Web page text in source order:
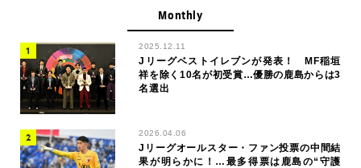
Monthly
2025.12.11
Jリーグベストイレブンが発表！ MF稲垣
祥を除く10名が初受賞…優勝の鹿島からは3
名選出
2026.04.06
Jリーグオールスター・ファン投票の中間結
果が明らかに！…最多得票は鹿島の“守護